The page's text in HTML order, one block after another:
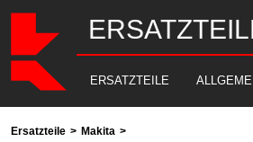
ERSATZTEILE
Ersatzteile > Makita >